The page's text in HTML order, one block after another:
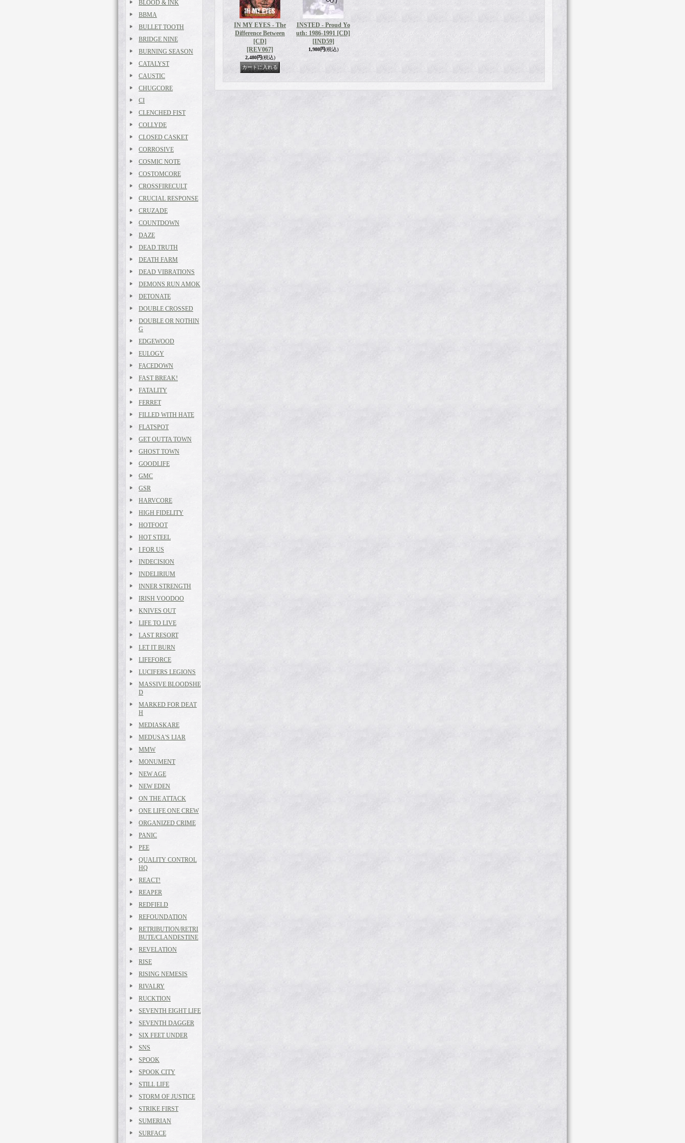
BLOOD & INK
BBMA
BULLET TOOTH
BRIDGE NINE
BURNING SEASON
CATALYST
CAUSTIC
CHUGCORE
CI
CLENCHED FIST
COLLYDE
CLOSED CASKET
CORROSIVE
COSMIC NOTE
COSTOMCORE
CROSSFIRECULT
CRUCIAL RESPONSE
CRUZADE
COUNTDOWN
DAZE
DEAD TRUTH
DEATH FARM
DEAD VIBRATIONS
DEMONS RUN AMOK
DETONATE
DOUBLE CROSSED
DOUBLE OR NOTHIN
G
EDGEWOOD
EULOGY
FACEDOWN
FAST BREAK!
FATALITY
FERRET
FILLED WITH HATE
FLATSPOT
GET OUTTA TOWN
GHOST TOWN
GOODLIFE
GMC
GSR
HARVCORE
HIGH FIDELITY
HOTFOOT
HOT STEEL
I FOR US
INDECISION
INDELIRIUM
INNER STRENGTH
IRISH VOODOO
KNIVES OUT
LIFE TO LIVE
LAST RESORT
LET IT BURN
LIFEFORCE
LUCIFERS LEGIONS
MASSIVE BLOODSHE
D
MARKED FOR DEAT
H
MEDIASKARE
MEDUSA'S LIAR
MMW
MONUMENT
NEW AGE
NEW EDEN
ON THE ATTACK
ONE LIFE ONE CREW
ORGANIZED CRIME
PANIC
PEE
QUALITY CONTROL
HQ
REACT!
REAPER
REDFIELD
REFOUNDATION
RETRIBUTION/RETRI
BUTE/CLANDESTINE
REVELATION
RISE
RISING NEMESIS
RIVALRY
RUCKTION
SEVENTH EIGHT LIFE
SEVENTH DAGGER
SIX FEET UNDER
SNS
SPOOK
SPOOK CITY
STILL LIFE
STORM OF JUSTICE
STRIKE FIRST
SUMERIAN
SURFACE
IN MY EYES - The
Difference Between
[CD]
[REV067]
2,480円(税込)
INSTED - Proud Yo
uth: 1986-1991 [CD]
[IND59]
1,980円(税込)